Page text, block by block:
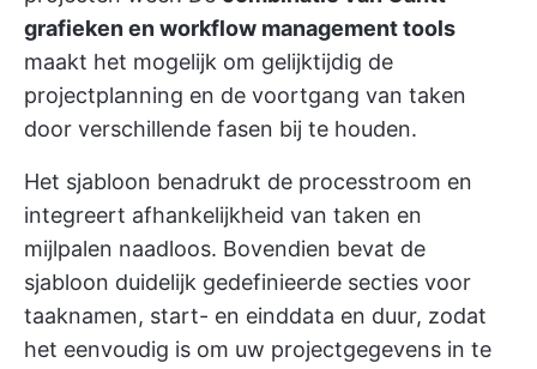
grafieken en workflow management tools
maakt het mogelijk om gelijktijdig de
projectplanning en de voortgang van taken
door verschillende fasen bij te houden.
Het sjabloon benadrukt de processtroom en
integreert afhankelijkheid van taken en
mijlpalen naadloos. Bovendien bevat de
sjabloon duidelijk gedefinieerde secties voor
taaknamen, start- en einddata en duur, zodat
het eenvoudig is om uw projectgegevens in te